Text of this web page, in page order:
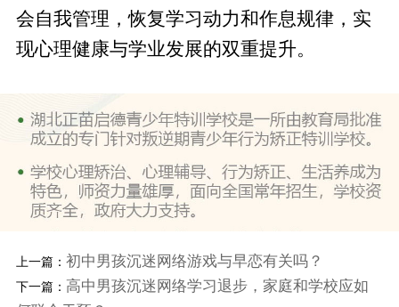
会自我管理，恢复学习动力和作息规律，实
现心理健康与学业发展的双重提升。
上一篇： 初中男孩沉迷网络游戏与早恋有关吗？
下一篇： 高中男孩沉迷网络学习退步，家庭和学校应如